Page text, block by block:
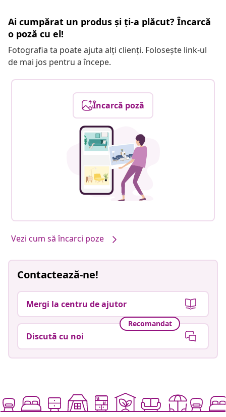
Ai cumpărat un produs și ți-a plăcut? Încarcă
o poză cu el!
Fotografia ta poate ajuta alți clienți. Folosește link-ul
de mai jos pentru a începe.
Încarcă poză
Vezi cum să încarci poze
Contactează-ne!
Mergi la centru de ajutor
Recomandat
Discută cu noi